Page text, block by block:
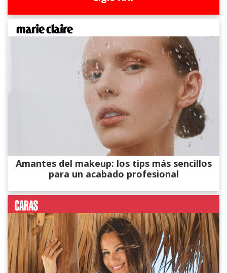
Amantes del makeup: los tips más sencillos
para un acabado profesional